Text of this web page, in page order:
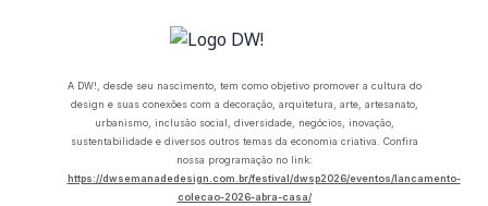
A DW!, desde seu nascimento, tem como objetivo promover a cultura do
design e suas conexões com a decoração, arquitetura, arte, artesanato,
urbanismo, inclusão social, diversidade, negócios, inovação,
sustentabilidade e diversos outros temas da economia criativa. Confira
nossa programação no link:
https://dwsemanadedesign.com.br/festival/dwsp2026/eventos/lancamento-
colecao-2026-abra-casa/